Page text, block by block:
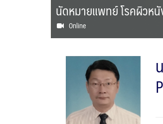
นัดหมายแพทย์ โรคผิวหนั
Online